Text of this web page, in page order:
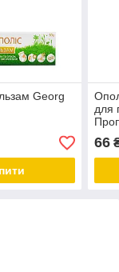
Georg
для
66